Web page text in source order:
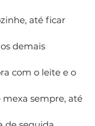
até ficar
demais
com o leite e o
sempre, até